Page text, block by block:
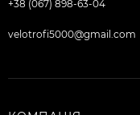
+38 (067) 898-63-04
velotrofi5000@gmail.com